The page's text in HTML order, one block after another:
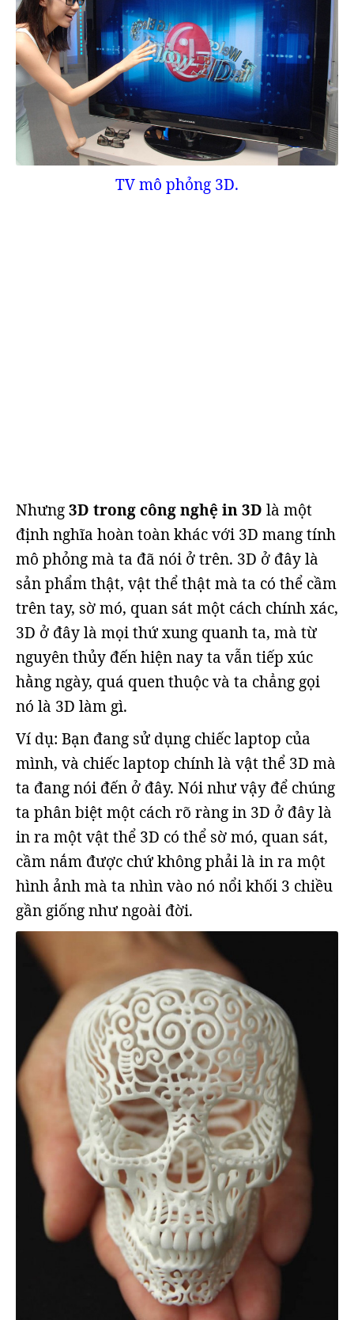
TV mô phỏng 3D.
Nhưng3D trong công nghệ in 3D là một
định nghĩa hoàn toàn khác với 3D mang tính
mô phỏng mà ta đã nói ở trên. 3D ở đây là
sản phẩm thật, vật thể thật mà ta có thể cầm
trên tay, sờ mó, quan sát một cách chính xác,
3D ở đây là mọi thứ xung quanh ta, mà từ
nguyên thủy đến hiện nay ta vẫn tiếp xúc
hằng ngày, quá quen thuộc và ta chẳng gọi
nó là 3D làm gì.
Ví dụ: Bạn đang sử dụng chiếc laptop của
mình, và chiếc laptop chính là vật thể 3D mà
ta đang nói đến ở đây. Nói như vậy để chúng
ta phân biệt một cách rõ ràng in 3D ở đây là
in ra một vật thể 3D có thể sờ mó, quan sát,
cầm nắm được chứ không phải là in ra một
hình ảnh mà ta nhìn vào nó nổi khối 3 chiều
gần giống như ngoài đời.